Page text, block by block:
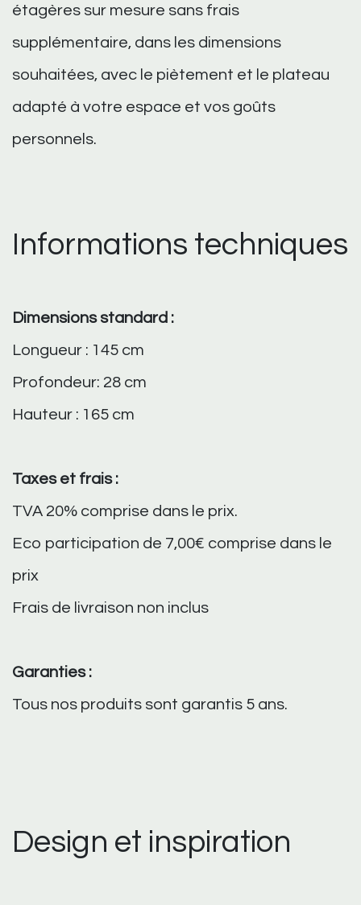
étagères sur mesure sans frais
supplémentaire, dans les dimensions
souhaitées, avec le piètement et le plateau
adapté à votre espace et vos goûts
personnels.
Informations techniques
Dimensions standard :
Longueur : 145 cm
Profondeur: 28 cm
Hauteur : 165 cm
Taxes et frais :
TVA 20% comprise dans le prix.
Eco participation de 7,00€ comprise dans le
prix
Frais de livraison non inclus
Garanties :
Tous nos produits sont garantis 5 ans.
Design et inspiration